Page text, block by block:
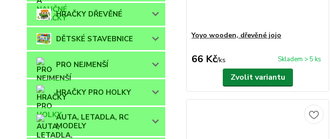
HRAČKY DŘEVĚNÉ
DĚTSKÉ STAVEBNICE
PRO NEJMENŠÍ
HRAČKY PRO HOLKY
AUTA, LETADLA, RC
MODELY
Yoyo wooden, dřevěné jojo
66 Kč/ks Skladem > 5 ks
Zvolit variantu